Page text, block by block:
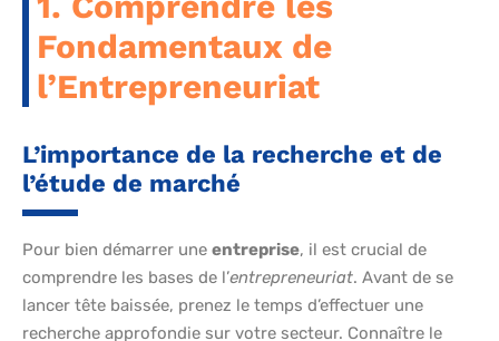
Fondamentaux de
l’Entrepreneuriat
L’importance de la recherche et de
l’étude de marché
Pour bien démarrer une entreprise, il est crucial de
comprendre les bases de l’entrepreneuriat. Avant de se
lancer tête baissée, prenez le temps d’effectuer une
recherche approfondie sur votre secteur. Connaître le